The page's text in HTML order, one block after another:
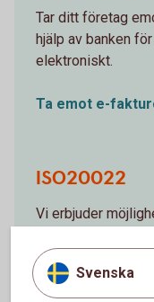
Tar ditt företag
hjälp av banken
elektroniskt.
Ta emot e-
ISO20022
Vi erbjuder
olika tjänster.
Svenska